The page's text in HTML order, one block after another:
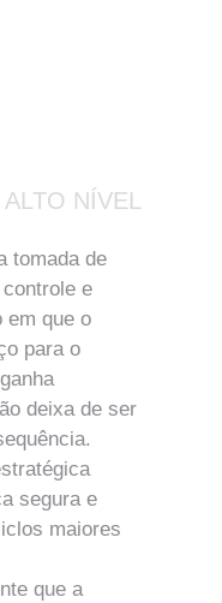
NÍVEL
tomada de
e
em que o
para o
deixa de ser
segura e
maiores
que a